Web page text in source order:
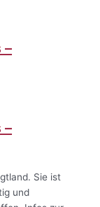
–
–
Sie ist
und